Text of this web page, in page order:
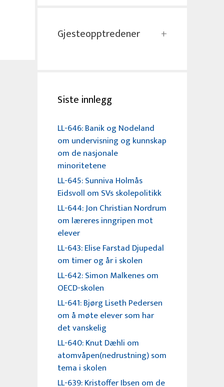
Gjesteopptredener
Siste innlegg
LL-646: Banik og Nodeland
om undervisning og kunnskap
om de nasjonale
minoritetene
LL-645: Sunniva Holmås
Eidsvoll om SVs skolepolitikk
LL-644: Jon Christian Nordrum
om læreres inngripen mot
elever
LL-643: Elise Farstad Djupedal
om timer og år i skolen
LL-642: Simon Malkenes om
OECD-skolen
LL-641: Bjørg Liseth Pedersen
om å møte elever som har
det vanskelig
LL-640: Knut Dæhli om
atomvåpen(nedrustning) som
tema i skolen
LL-639: Kristoffer Ibsen om de